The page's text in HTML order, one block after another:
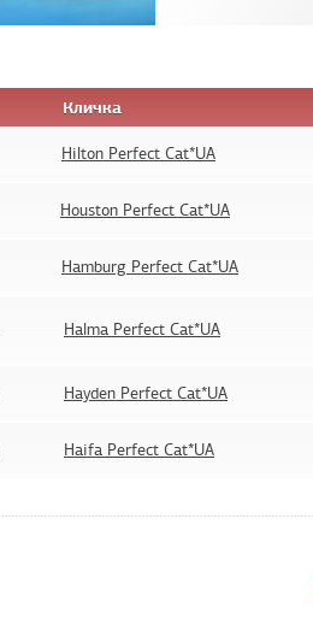
Кличка
Hilton Perfect Cat*UA
Houston Perfect Cat*UA
Hamburg Perfect Cat*UA
Halma Perfect Cat*UA
Hayden Perfect Cat*UA
Haifa Perfect Cat*UA